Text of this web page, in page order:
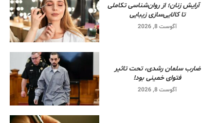
آرایش زنان؛ از روان‌شناسی تکاملی
تا کالایی‌سازی زیبایی
آگوست 8, 2026
ضارب سلمان رشدی، تحت تاثیر
فتوای خمینی بود!
آگوست 8, 2026